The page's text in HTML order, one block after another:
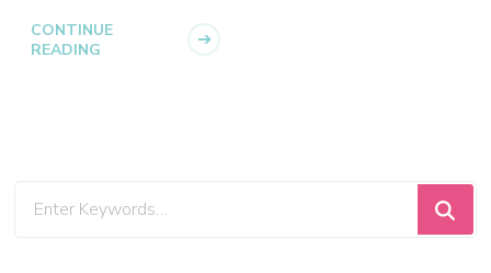
CONTINUE
READING
Looking